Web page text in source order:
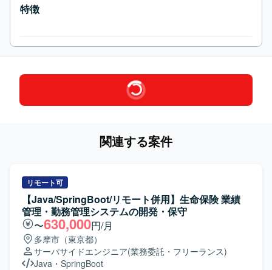
特徴
関連する案件
リモート可
【Java/SpringBoot/リモート併用】生命保険 業績
管理・勤務管理システムの開発・保守
〜630,000円/月
多摩市（東京都）
サーバサイドエンジニア(業務委託・フリーランス)
Java ・ SpringBoot